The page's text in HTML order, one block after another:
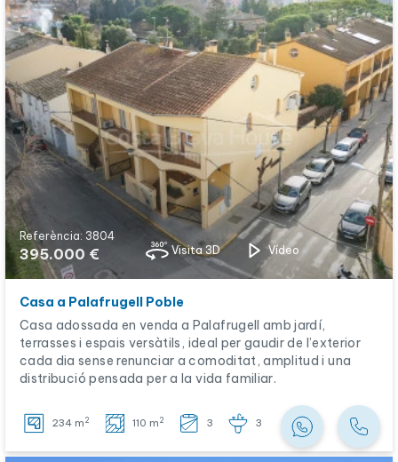
Referència: 3804
395.000 € Visita 3D Vídeo
Casa a Palafrugell Poble
Casa adossada en venda a Palafrugell amb jardí,
terrasses i espais versàtils, ideal per gaudir de l’exterior
cada dia sense renunciar a comoditat, amplitud i una
distribució pensada per a la vida familiar.
234 m 2 110 m 2 3 3